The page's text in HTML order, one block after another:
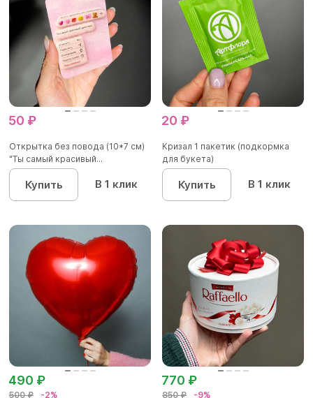
50 ₽
Открытка без повода (10*7 см)
"Ты самый красивый...
Купить В 1 клик
20 ₽
Кризал 1 пакетик (подкормка
для букета)
Купить В 1 клик
500 ₽ -2%
490 ₽
850 ₽ -9%
770 ₽